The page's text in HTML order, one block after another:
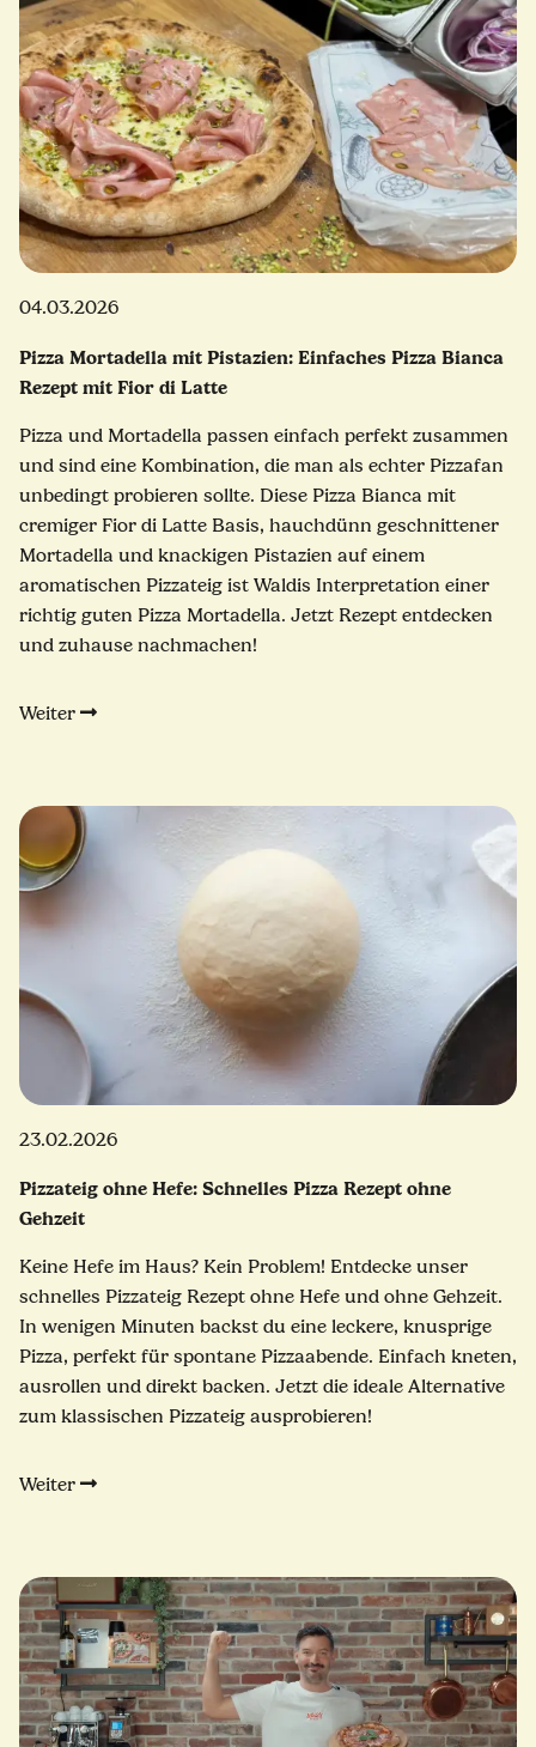
04.03.2026
Pizza Mortadella mit Pistazien: Einfaches Pizza Bianca
Rezept mit Fior di Latte
Pizza und Mortadella passen einfach perfekt zusammen
und sind eine Kombination, die man als echter Pizzafan
unbedingt probieren sollte. Diese Pizza Bianca mit
cremiger Fior di Latte Basis, hauchdünn geschnittener
Mortadella und knackigen Pistazien auf einem
aromatischen Pizzateig ist Waldis Interpretation einer
richtig guten Pizza Mortadella. Jetzt Rezept entdecken
und zuhause nachmachen!
Weiter
23.02.2026
Pizzateig ohne Hefe: Schnelles Pizza Rezept ohne
Gehzeit
Keine Hefe im Haus? Kein Problem! Entdecke unser
schnelles Pizzateig Rezept ohne Hefe und ohne Gehzeit.
In wenigen Minuten backst du eine leckere, knusprige
Pizza, perfekt für spontane Pizzaabende. Einfach kneten,
ausrollen und direkt backen. Jetzt die ideale Alternative
zum klassischen Pizzateig ausprobieren!
Weiter